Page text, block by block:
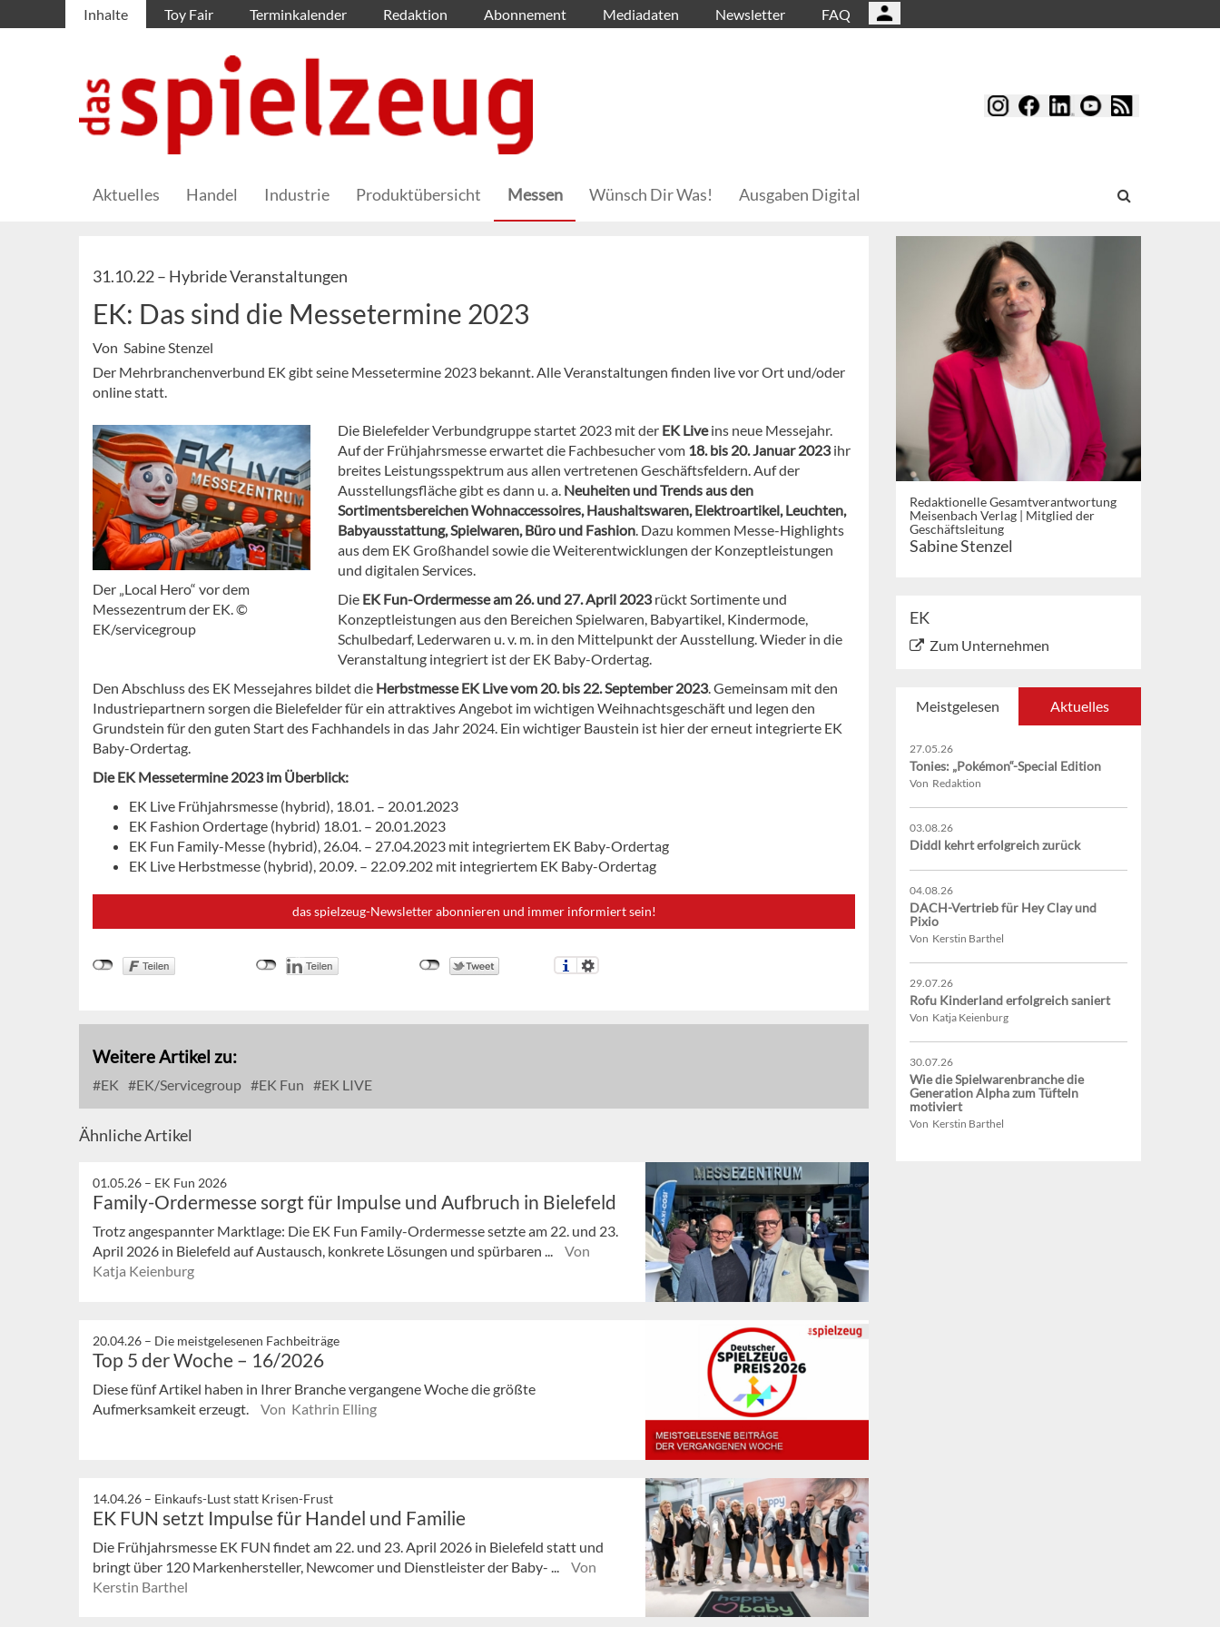
Inhalte Toy Fair Terminkalender Redaktion Abonnement Mediadaten Newsletter FAQ
Aktuelles Handel Industrie Produktübersicht Messen Wünsch Dir Was! Ausgaben Digital
31.10.22 – Hybride Veranstaltungen
EK: Das sind die Messetermine 2023
Von Sabine Stenzel
Der Mehrbranchenverbund EK gibt seine Messetermine 2023 bekannt. Alle Veranstaltungen finden live vor Ort und/oder
online statt.
Der „Local Hero“ vor dem
Messezentrum der EK. ©
EK/servicegroup
Die Bielefelder Verbundgruppe startet 2023 mit der EK Liveins neue Messejahr.
Auf der Frühjahrsmesse erwartet die Fachbesucher vom 18. bis 20. Januar 2023ihr
breites Leistungsspektrum aus allen vertretenen Geschäftsfeldern. Auf der
Ausstellungsfläche gibt es dann u. a. Neuheiten und Trends aus den
Sortimentsbereichen Wohnaccessoires, Haushaltswaren, Elektroartikel, Leuchten,
Babyausstattung, Spielwaren, Büro und Fashion. Dazu kommen Messe-Highlights
aus dem EK Großhandel sowie die Weiterentwicklungen der Konzeptleistungen
und digitalen Services.
Die EK Fun-Ordermesse am 26. und 27. April 2023rückt Sortimente und
Konzeptleistungen aus den Bereichen Spielwaren, Babyartikel, Kindermode,
Schulbedarf, Lederwaren u. v. m. in den Mittelpunkt der Ausstellung. Wieder in die
Veranstaltung integriert ist der EK Baby-Ordertag.
Den Abschluss des EK Messejahres bildet die Herbstmesse EK Live vom 20. bis 22. September 2023. Gemeinsam mit den
Industriepartnern sorgen die Bielefelder für ein attraktives Angebot im wichtigen Weihnachtsgeschäft und legen den
Grundstein für den guten Start des Fachhandels in das Jahr 2024. Ein wichtiger Baustein ist hier der erneut integrierte EK
Baby-Ordertag.
Die EK Messetermine 2023 im Überblick:
EK Live Frühjahrsmesse (hybrid), 18.01. – 20.01.2023
EK Fashion Ordertage (hybrid) 18.01. – 20.01.2023
EK Fun Family-Messe (hybrid), 26.04. – 27.04.2023 mit integriertem EK Baby-Ordertag
EK Live Herbstmesse (hybrid), 20.09. – 22.09.202 mit integriertem EK Baby-Ordertag
das spielzeug-Newsletter abonnieren und immer informiert sein!
Weitere Artikel zu:
EK EK/Servicegroup EK Fun EK LIVE
Ähnliche Artikel
01.05.26 – EK Fun 2026
Family-Ordermesse sorgt für Impulse und Aufbruch in Bielefeld
Trotz angespannter Marktlage: Die EK Fun Family-Ordermesse setzte am 22. und 23.
April 2026 in Bielefeld auf Austausch, konkrete Lösungen und spürbaren ...
Von
Katja Keienburg
20.04.26 – Die meistgelesenen Fachbeiträge
Top 5 der Woche – 16/2026
Diese fünf Artikel haben in Ihrer Branche vergangene Woche die größte
Aufmerksamkeit erzeugt.
Von Kathrin Elling
14.04.26 – Einkaufs-Lust statt Krisen-Frust
EK FUN setzt Impulse für Handel und Familie
Die Frühjahrsmesse EK FUN findet am 22. und 23. April 2026 in Bielefeld statt und
bringt über 120 Markenhersteller, Newcomer und Dienstleister der Baby- ...
Von
Kerstin Barthel
Redaktionelle Gesamtverantwortung
Meisenbach Verlag | Mitglied der
Geschäftsleitung
Sabine Stenzel
EK
Zum Unternehmen
Meistgelesen Aktuelles
27.05.26
Tonies: „Pokémon“-Special Edition
Von Redaktion
03.08.26
Diddl kehrt erfolgreich zurück
04.08.26
DACH-Vertrieb für Hey Clay und
Pixio
Von Kerstin Barthel
29.07.26
Rofu Kinderland erfolgreich saniert
Von Katja Keienburg
30.07.26
Wie die Spielwarenbranche die
Generation Alpha zum Tüfteln
motiviert
Von Kerstin Barthel